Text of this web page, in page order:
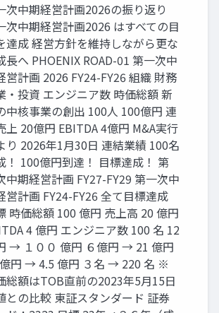
次中期経営計画2026の振り返り
次中期経営計画2026 はすべての目
達成 経営方針を維持しながら更な
長へ PHOENIX ROAD-01 第一次中
営計画 2026 FY24-FY26 組織 財務
・投資 エンジニア数 時価総額 新
中核事業の創出 100人 100億円 連
上 20億円 EBITDA 4億円 M&A実行
り 2026年1月30日 連結業績 100名
！ 100億円到達！ 目標達成！ 第
中期経営計画 FY27-FY29 第一次中
営計画 FY24-FY26 全て目標達成
時価総額 100 億円 売上高 20 億円
4 億円 エンジニア数 100 名 12
→ １００ 億円 ６億円 → 21 億円
円 → 4.5 億円 ３名 → 220 名 ※
総額はTOB直前の2023年5月15日
との比較 東証スタンダード 証券